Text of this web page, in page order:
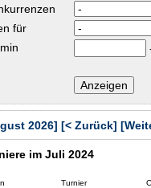
für
2026] [< Zurück]
im Juli 2024
Turnier